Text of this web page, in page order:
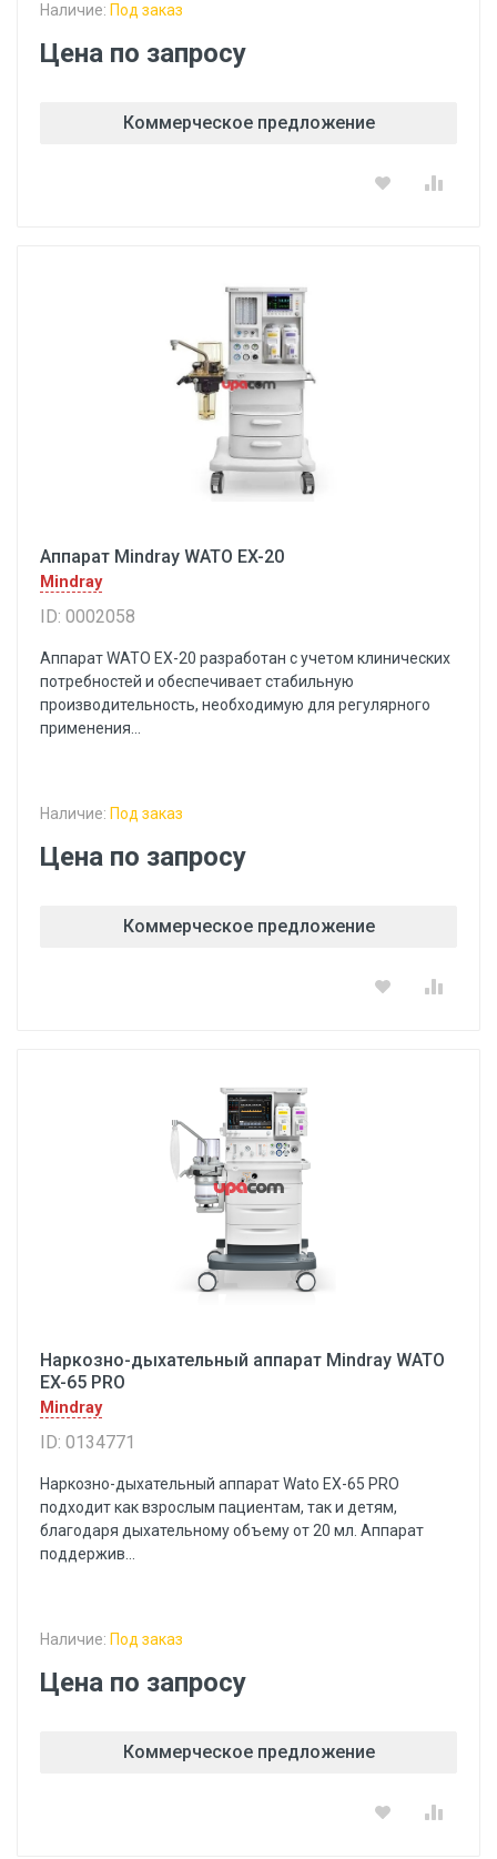
Наличие: Под заказ
Цена по запросу
Коммерческое предложение
Аппарат Mindray WATO EX-20
Mindray
ID: 0002058
Аппарат WATO EX-20 разработан с учетом клинических
потребностей и обеспечивает стабильную
производительность, необходимую для регулярного
применения...
Наличие: Под заказ
Цена по запросу
Коммерческое предложение
Наркозно-дыхательный аппарат Mindray WATO
EX-65 PRO
Mindray
ID: 0134771
Наркозно-дыхательный аппарат Wato EX-65 PRO
подходит как взрослым пациентам, так и детям,
благодаря дыхательному объему от 20 мл. Аппарат
поддержив...
Наличие: Под заказ
Цена по запросу
Коммерческое предложение